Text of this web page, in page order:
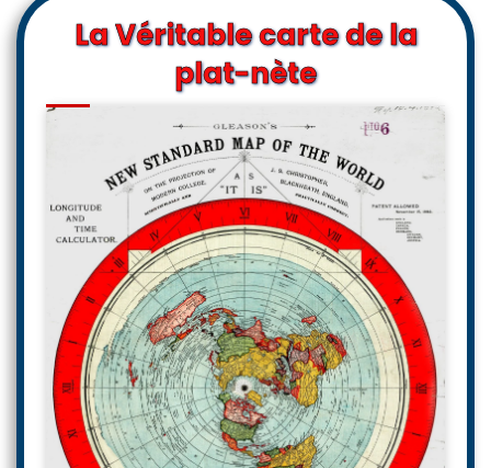
La Véritable carte de la
plat-nète